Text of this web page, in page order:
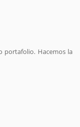
portafolio. Hacemos la